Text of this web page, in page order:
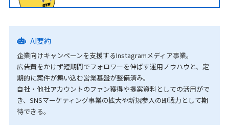
AI要約
企業向けキャンペーンを支援するInstagramメディア事業。
広告費をかけず短期間でフォロワーを伸ばす運用ノウハウと、定
期的に案件が舞い込む営業基盤が整備済み。
自社・他社アカウントのファン獲得や提案資料としての活用がで
き、SNSマーケティング事業の拡大や新規参入の即戦力として期
待できる。